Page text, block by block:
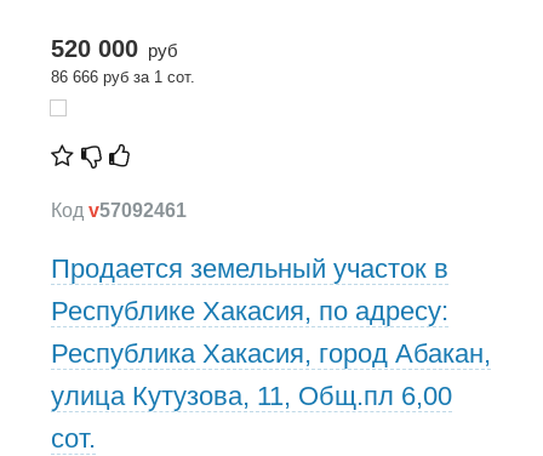
520 000 руб
86 666 руб за 1 сот.
Код v57092461
Продается земельный участок в
Республике Хакасия, по адресу:
Республика Хакасия, город Абакан,
улица Кутузова, 11, Общ.пл 6,00
сот.